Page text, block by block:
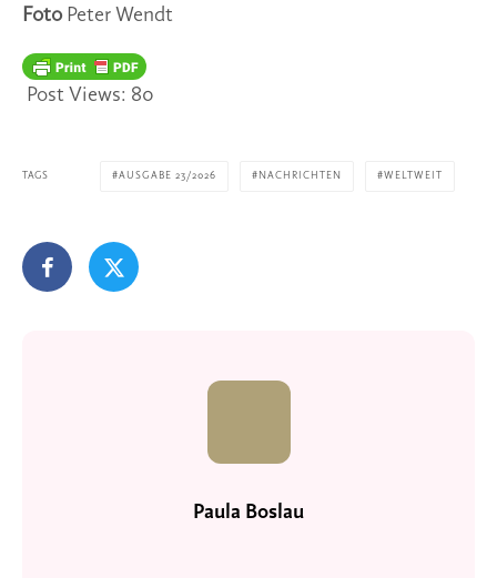
FotoPeter Wendt
Post Views: 80
TAGS AUSGABE 23/2026 NACHRICHTEN WELTWEIT
Paula Boslau